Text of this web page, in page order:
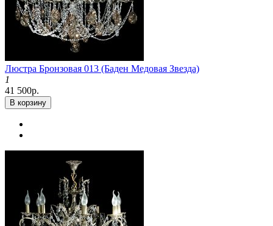
Люстра Бронзовая 013 (Баден Медовая Звезда)
1
41 500р.
В корзину